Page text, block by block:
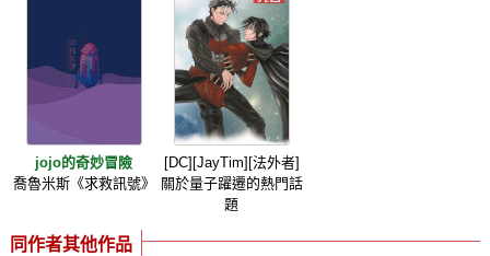
jojo的奇妙冒險
喬魯米斯《求救訊號》
[DC][JayTim][法外者]
關於量子躍遷的熱門話
題
同作者其他作品